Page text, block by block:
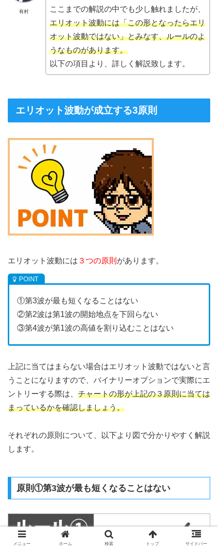
有村
ここまでの解説の中でも少し触れましたが、
エリオット波動には「この形となったらエリ
オット波動ではない」とみなす、ルールのよ
うなものがあります。
以下の項目より、詳しく解説致します。
エリオット波動が成立する3原則
エリオット波動には ３つの原則 があります。
①第3波が最も短くなることはない
②第2波は第1波の開始地点を下回らない
③第4波が第1波の高値を割り込むことはない
上記に当てはまらない場合はエリオット波動ではないと言
うことになりますので、バイナリーオプションで実際にエ
ントリーする際は、 チャートの形が上記の３原則に当ては
まっているかを確認しましょう。
それぞれの原則について、以下より図で分かりやすく解説
します。
原則①第3波が最も短くなることはない
メニュー ホーム 検索 トップ サイドバー